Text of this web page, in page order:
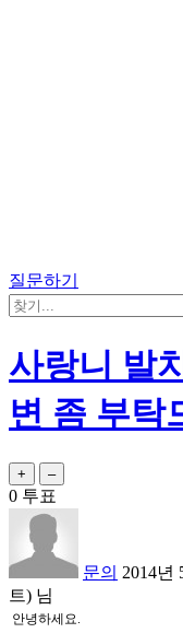
질문하기
사랑니 발
변 좀 부탁
0 투표
문의 2014년
트) 님
안녕하세요.